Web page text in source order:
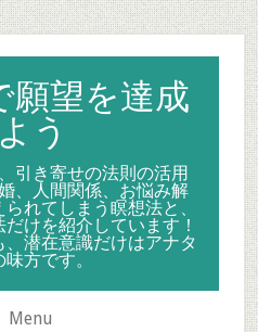
願望を達成
う
引き寄せの法則の活用
、人間関係、お悩み解
れてしまう瞑想法と、
けを紹介しています！
潜在意識だけはアナタ
方です。
Menu